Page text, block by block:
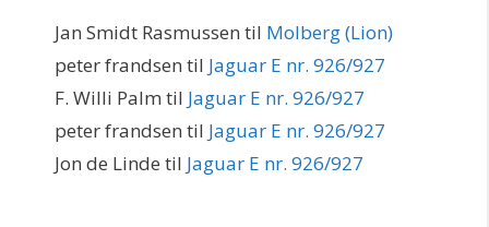
Jan Smidt Rasmussen til Molberg (Lion)
peter frandsen til Jaguar E nr. 926/927
F. Willi Palm til Jaguar E nr. 926/927
peter frandsen til Jaguar E nr. 926/927
Jon de Linde til Jaguar E nr. 926/927